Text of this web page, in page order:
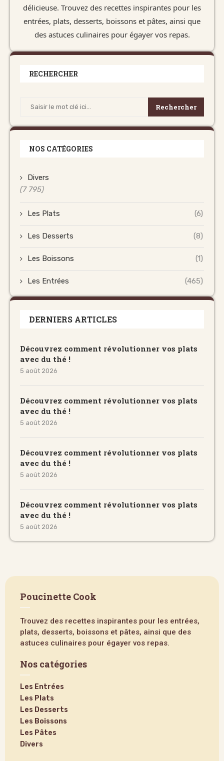
délicieuse. Trouvez des recettes inspirantes pour les
entrées, plats, desserts, boissons et pâtes, ainsi que
des astuces culinaires pour égayer vos repas.
RECHERCHER
Rechercher
NOS CATÉGORIES
Divers
(7 795)
Les Plats (6)
Les Desserts (8)
Les Boissons (1)
Les Entrées (465)
DERNIERS ARTICLES
Découvrez comment révolutionner vos plats
avec du thé !
5 août 2026
Découvrez comment révolutionner vos plats
avec du thé !
5 août 2026
Découvrez comment révolutionner vos plats
avec du thé !
5 août 2026
Découvrez comment révolutionner vos plats
avec du thé !
5 août 2026
Poucinette Cook
Trouvez des recettes inspirantes pour les entrées,
plats, desserts, boissons et pâtes, ainsi que des
astuces culinaires pour égayer vos repas.
Nos catégories
Les Entrées
Les Plats
Les Desserts
Les Boissons
Les Pâtes
Divers